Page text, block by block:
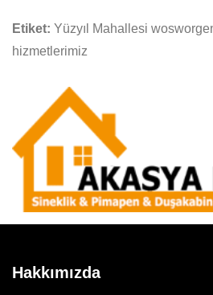
Etiket: Yüzyıl Mahallesi
hizmetlerimiz
Hakkımızda